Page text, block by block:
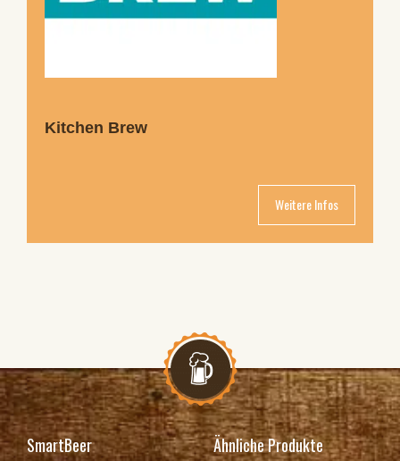
Kitchen Brew
Weitere Infos
SmartBeer
Ähnliche Produkte